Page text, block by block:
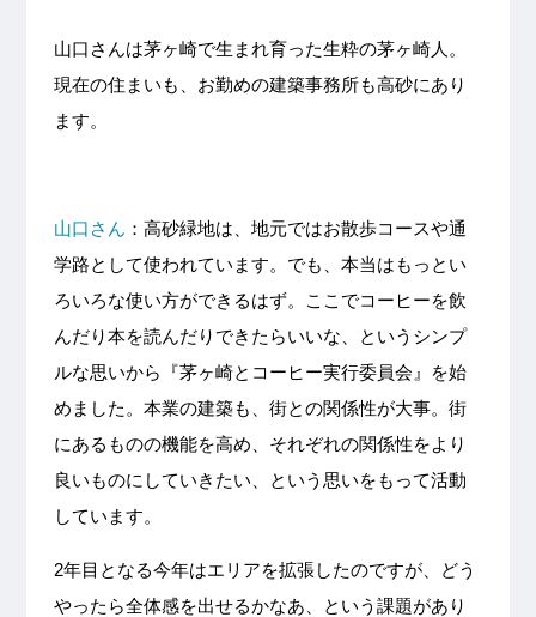
山口さんは茅ヶ崎で生まれ育った生粋の茅ヶ崎人。
現在の住まいも、お勤めの建築事務所も高砂にあり
ます。
山口さん ：高砂緑地は、地元ではお散歩コースや通
学路として使われています。でも、本当はもっとい
ろいろな使い方ができるはず。ここでコーヒーを飲
んだり本を読んだりできたらいいな、というシンプ
ルな思いから『茅ヶ崎とコーヒー実行委員会』を始
めました。本業の建築も、街との関係性が大事。街
にあるものの機能を高め、それぞれの関係性をより
良いものにしていきたい、という思いをもって活動
しています。
2年目となる今年はエリアを拡張したのですが、どう
やったら全体感を出せるかなあ、という課題があり